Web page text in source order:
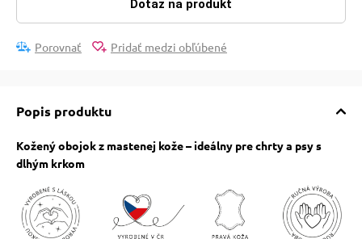
Dotaz na produkt
Porovnať Pridať medzi obľúbené
Popis produktu
Kožený obojok z mastenej kože – ideálny pre chrty a psy s
dlhým krkom